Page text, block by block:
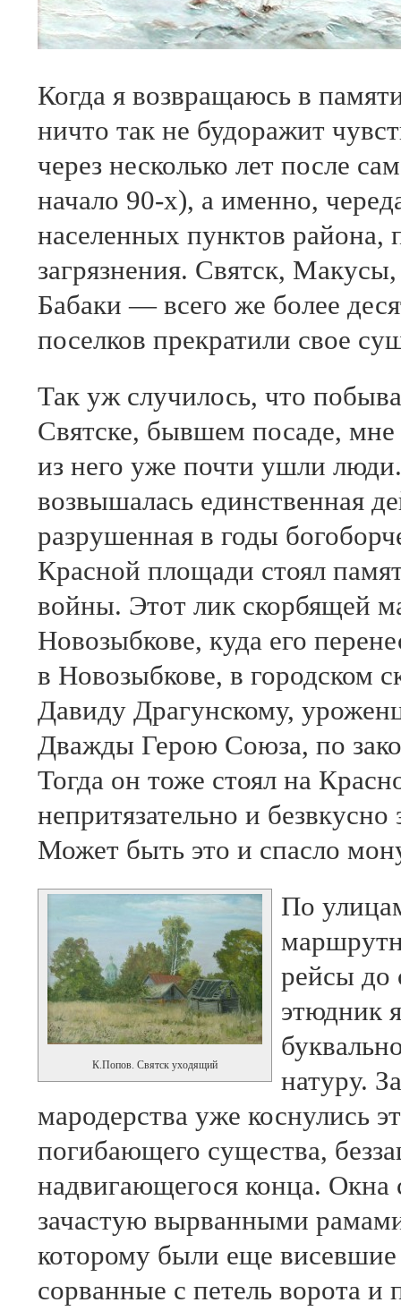
Когда я возвращаюсь в
ничто так не будоражит
через несколько лет после
начало 90-х), а именно,
населенных пунктов района,
загрязнения. Святск,
Бабаки — всего же более
поселков прекратили свое
Так уж случилось, что
Святске, бывшем посаде, мне
из него уже почти ушли
возвышалась единственная
разрушенная в годы
Красной площади стоял
войны. Этот лик скорбящей
Новозыбкове, куда его
в Новозыбкове, в городском
Давиду Драгунскому,
Дважды Герою Союза, по
Тогда он тоже стоял на
непритязательно и
Может быть это и спасло
К.Попов. Святск уходящий
По
рейсы до
этюдник
натуру.
мародерства уже коснулись
погибающего существа,
надвигающегося конца.
зачастую вырванными
которому были еще висевшие
сорванные с петель ворота